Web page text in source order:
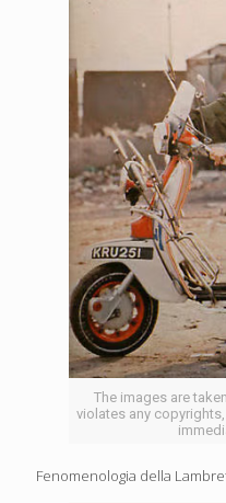
The images are
violates any
Fenomenologia della